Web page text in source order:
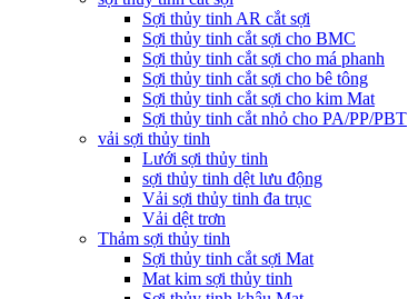
Sợi thủy tinh AR cắt sợi
Sợi thủy tinh cắt sợi cho BMC
Sợi thủy tinh cắt sợi cho má phanh
Sợi thủy tinh cắt sợi cho bê tông
Sợi thủy tinh cắt sợi cho kim Mat
Sợi thủy tinh cắt nhỏ cho PA/PP/PBT
vải sợi thủy tinh
Lưới sợi thủy tinh
sợi thủy tinh dệt lưu động
Vải sợi thủy tinh đa trục
Vải dệt trơn
Thảm sợi thủy tinh
Sợi thủy tinh cắt sợi Mat
Mat kim sợi thủy tinh